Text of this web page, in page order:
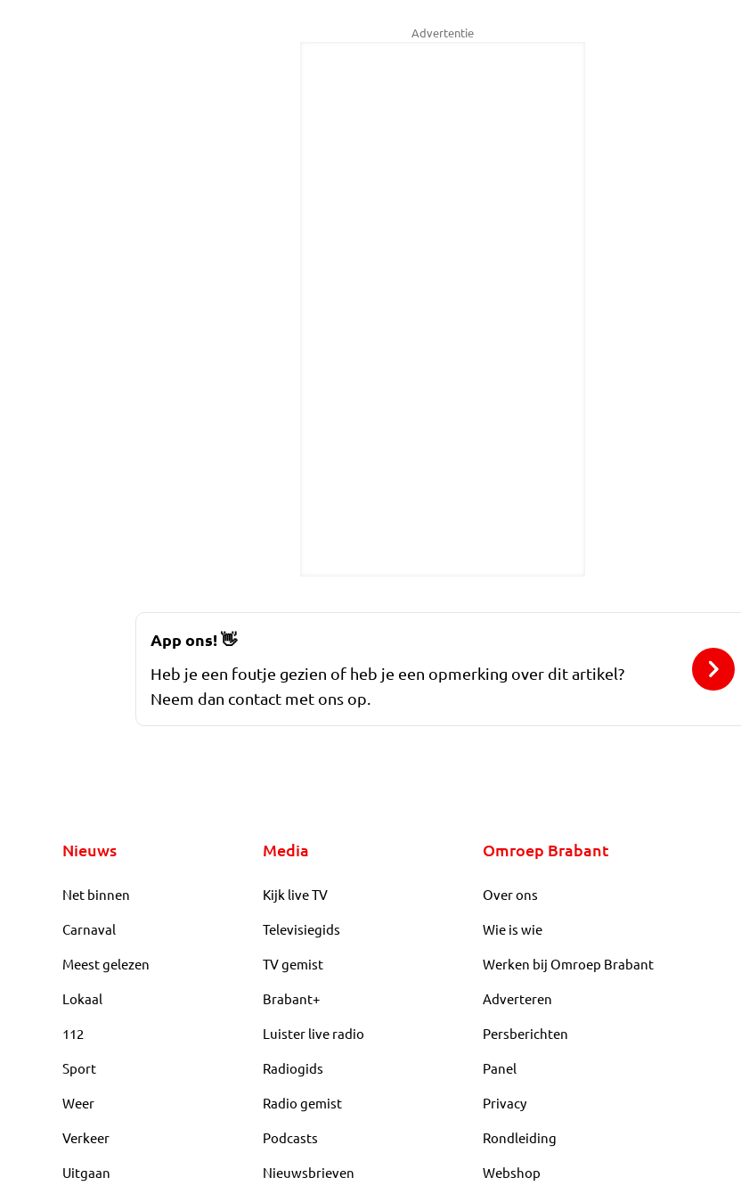
Advertentie
App ons!👋
Heb je een foutje gezien of heb je een opmerking over dit artikel?
Neem dan contact met ons op.
Nieuws
Net binnen
Carnaval
Meest gelezen
Lokaal
112
Sport
Weer
Verkeer
Uitgaan
Media
Kijk live TV
Televisiegids
TV gemist
Brabant+
Luister live radio
Radiogids
Radio gemist
Podcasts
Nieuwsbrieven
Omroep Brabant
Over ons
Wie is wie
Werken bij Omroep Brabant
Adverteren
Persberichten
Panel
Privacy
Rondleiding
Webshop